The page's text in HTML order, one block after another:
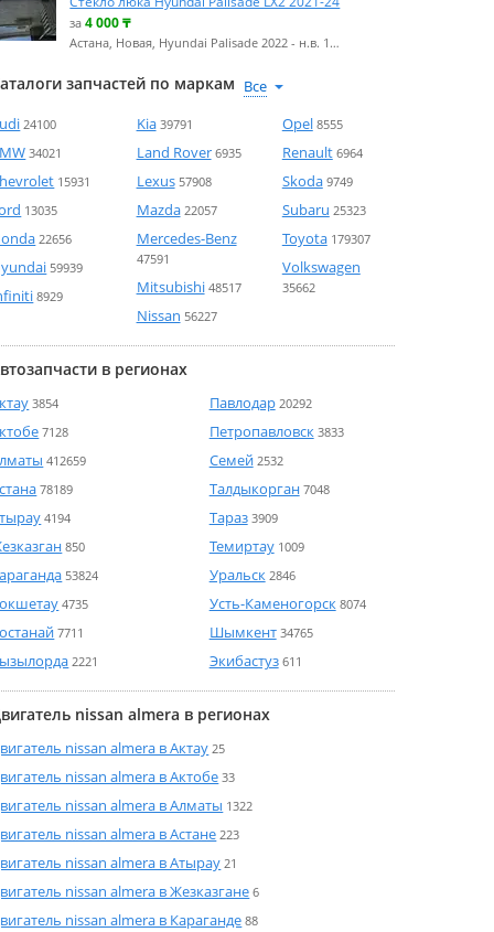
за4 000₸
Астана, Новая, Hyundai Palisade 2022 - н.в. 1…
запчастей по маркам
24100
34021
15931
13035
22656
59939
8929
Kia 39791
Land Rover 6935
Lexus 57908
Mazda 22057
Mercedes-Benz
47591
Mitsubishi 48517
Nissan 56227
Opel 8555
Renault 6964
Skoda 9749
Subaru 25323
Toyota 179307
Volkswagen
35662
в регионах
3854
7128
412659
78189
4194
850
53824
4735
7711
2221
Павлодар 20292
Петропавловск 3833
Семей 2532
Талдыкорган 7048
Тараз 3909
Темиртау 1009
Уральск 2846
Усть-Каменогорск 8074
Шымкент 34765
Экибастуз 611
nissan almera в регионах
nissan almera в Актау 25
nissan almera в Актобе 33
nissan almera в Алматы 1322
nissan almera в Астане 223
nissan almera в Атырау 21
nissan almera в Жезказгане 6
nissan almera в Караганде 88